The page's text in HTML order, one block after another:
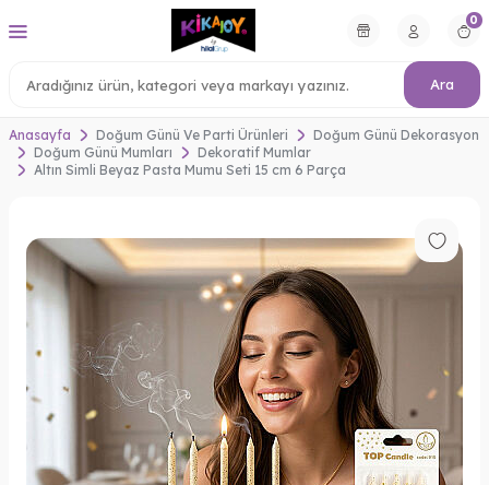
Ara
0
Anasayfa Doğum Günü Ve Parti Ürünleri
Doğum Günü Dekorasyon
Doğum Günü Mumları
Dekoratif Mumlar
Altın Simli Beyaz Pasta Mumu Seti 15 cm 6 Parça